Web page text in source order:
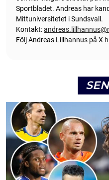
Sportbladet. Andreas har
Mittuniversitetet i Sundsvall.
Kontakt:
Följ Andreas Lillhannus på X